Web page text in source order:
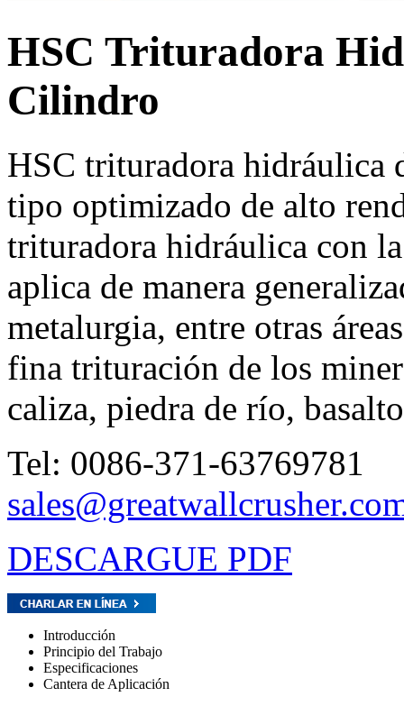
HSC Trituradora
Cilindro
HSC trituradora hidráulica
tipo optimizado de alto
trituradora hidráulica con
aplica de manera
metalurgia, entre otras
fina trituración de los
caliza, piedra de río,
Tel: 0086-371-63769781
DESCARGUE PDF
Introducción
Principio del Trabajo
Especificaciones
Cantera de Aplicación